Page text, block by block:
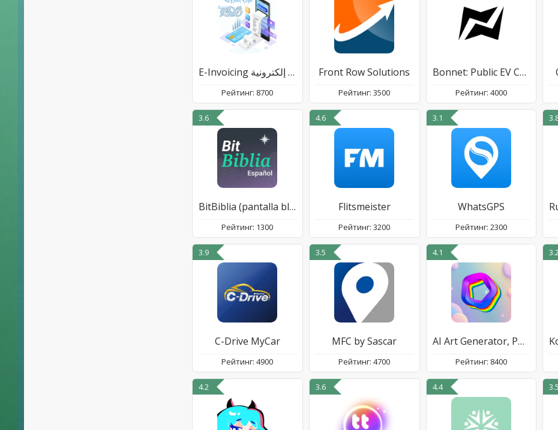
E-Invoicing فوترة إلكترونية
Рейтинг: 8700
Front Row Solutions
Рейтинг: 3500
Bonnet: Public EV Charging App
Рейтинг: 4000
3.6
BitBiblia (pantalla bloqueada)
Рейтинг: 1300
4.6
Flitsmeister
Рейтинг: 3200
3.1
WhatsGPS
Рейтинг: 2300
3.9
C-Drive MyCar
Рейтинг: 4900
3.5
MFC by Sascar
Рейтинг: 4700
4.1
AI Art Generator, Photo & Chat
Рейтинг: 8400
4.2 3.6 4.4 3.5